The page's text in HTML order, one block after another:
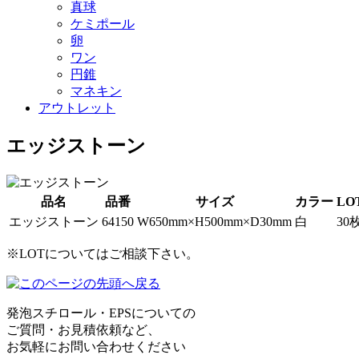
真球
ケミポール
卵
ワン
円錐
マネキン
アウトレット
エッジストーン
品名 品番 サイズ カラー
エッジストーン 64150 W650mm×H500mm×D30mm 白 30
※LOTについてはご相談下さい。
発泡スチロール・EPSについての
ご質問・お見積依頼など、
お気軽にお問い合わせください